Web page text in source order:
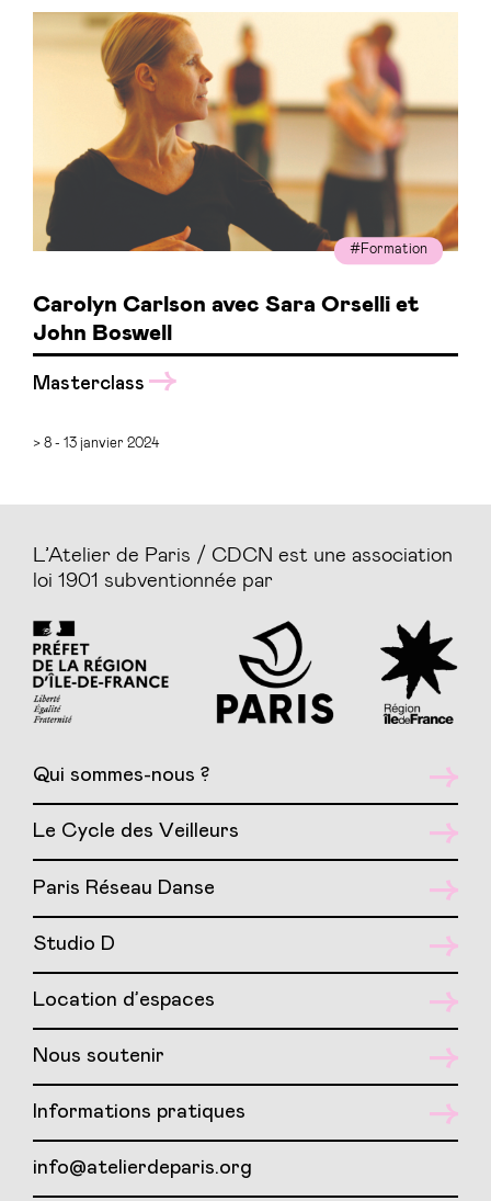
#Formation
Carolyn Carlson avec Sara Orselli et
John Boswell
Masterclass
> 8 - 13 janvier 2024
L’Atelier de Paris / CDCN est une association
loi 1901 subventionnée par
Qui sommes-nous ?
Le Cycle des Veilleurs
Paris Réseau Danse
Studio D
Location d’espaces
Nous soutenir
Informations pratiques
info@atelierdeparis.org